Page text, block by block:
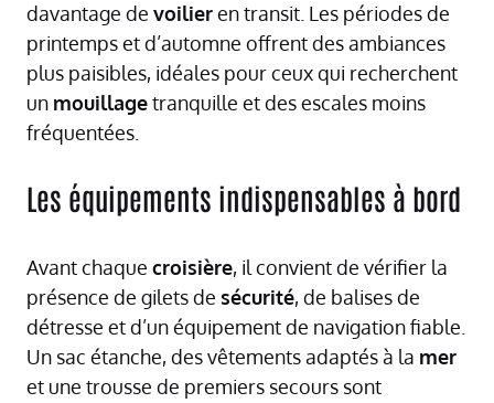
davantage de voilieren transit. Les périodes de
printemps et d’automne offrent des ambiances
plus paisibles, idéales pour ceux qui recherchent
un mouillagetranquille et des escales moins
fréquentées.
Les équipements indispensables à bord
Avant chaque croisière, il convient de vérifier la
présence de gilets de sécurité, de balises de
détresse et d’un équipement de navigation fiable.
Un sac étanche, des vêtements adaptés à la mer
et une trousse de premiers secours sont